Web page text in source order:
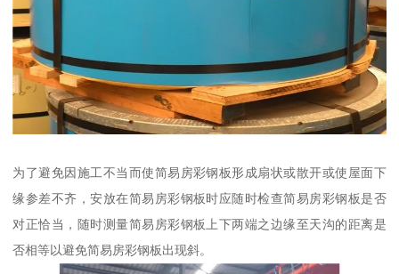
为了避免因施工不当而使简易房彩钢板形成扇状或散开或使屋面下
缘参差不齐，安放在简易房彩钢板时应随时检查简易房彩钢板是否
对正恰当，随时测量简易房彩钢板上下两端之边缘至天沟的距离是
否相等以避免简易房彩钢板出现斜。